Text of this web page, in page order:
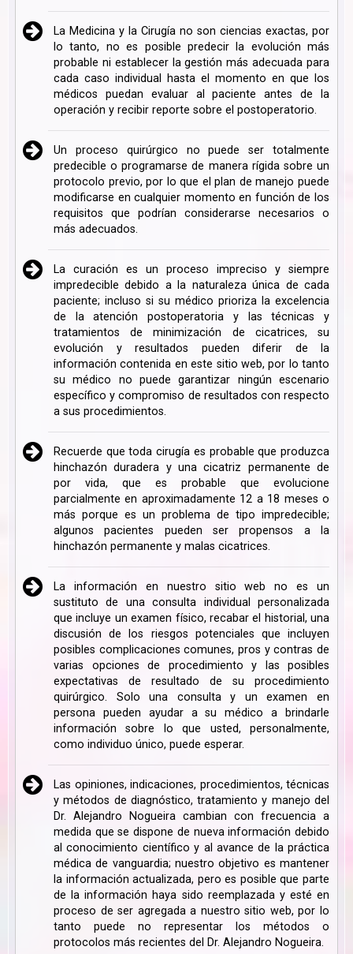
La Medicina y la Cirugía no son ciencias exactas, por
lo tanto, no es posible predecir la evolución más
probable ni establecer la gestión más adecuada para
cada caso individual hasta el momento en que los
médicos puedan evaluar al paciente antes de la
operación y recibir reporte sobre el postoperatorio.
Un proceso quirúrgico no puede ser totalmente
predecible o programarse de manera rígida sobre un
protocolo previo, por lo que el plan de manejo puede
modificarse en cualquier momento en función de los
requisitos que podrían considerarse necesarios o
más adecuados.
La curación es un proceso impreciso y siempre
impredecible debido a la naturaleza única de cada
paciente; incluso si su médico prioriza la excelencia
de la atención postoperatoria y las técnicas y
tratamientos de minimización de cicatrices, su
evolución y resultados pueden diferir de la
información contenida en este sitio web, por lo tanto
su médico no puede garantizar ningún escenario
específico y compromiso de resultados con respecto
a sus procedimientos.
Recuerde que toda cirugía es probable que produzca
hinchazón duradera y una cicatriz permanente de
por vida, que es probable que evolucione
parcialmente en aproximadamente 12 a 18 meses o
más porque es un problema de tipo impredecible;
algunos pacientes pueden ser propensos a la
hinchazón permanente y malas cicatrices.
La información en nuestro sitio web no es un
sustituto de una consulta individual personalizada
que incluye un examen físico, recabar el historial, una
discusión de los riesgos potenciales que incluyen
posibles complicaciones comunes, pros y contras de
varias opciones de procedimiento y las posibles
expectativas de resultado de su procedimiento
quirúrgico. Solo una consulta y un examen en
persona pueden ayudar a su médico a brindarle
información sobre lo que usted, personalmente,
como individuo único, puede esperar.
Las opiniones, indicaciones, procedimientos, técnicas
y métodos de diagnóstico, tratamiento y manejo del
Dr. Alejandro Nogueira cambian con frecuencia a
medida que se dispone de nueva información debido
al conocimiento científico y al avance de la práctica
médica de vanguardia; nuestro objetivo es mantener
la información actualizada, pero es posible que parte
de la información haya sido reemplazada y esté en
proceso de ser agregada a nuestro sitio web, por lo
tanto puede no representar los métodos o
protocolos más recientes del Dr. Alejandro Nogueira.